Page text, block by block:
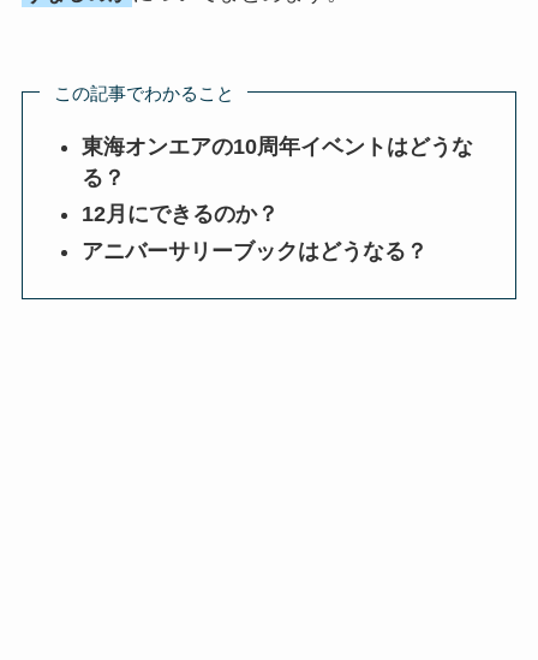
この記事でわかること
東海オンエアの10周年イベントはどうな
る？
12月にできるのか？
アニバーサリーブックはどうなる？